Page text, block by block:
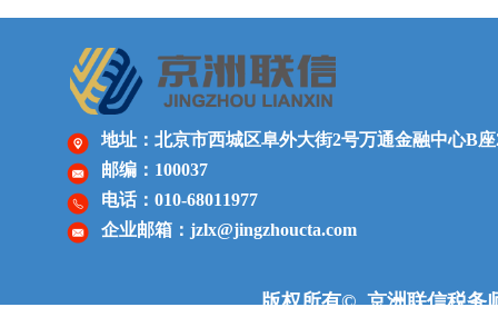
版权所有© 京洲联信税务
地址：北京市西城区阜外大街2号万通金融中心B
邮编：100037
电话：010-68011977
企业邮箱：jzlx@jingzhoucta.com